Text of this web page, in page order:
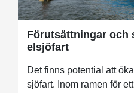
Förutsättningar och
elsjöfart
Det finns potential att
sjöfart. Inom ramen för